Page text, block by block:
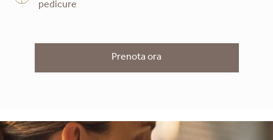
pedicure
Prenota ora